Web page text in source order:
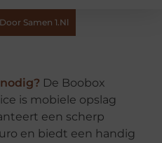
Samen 1.nl
De Boobox
is mobiele opslag
een scherp
en biedt een handig